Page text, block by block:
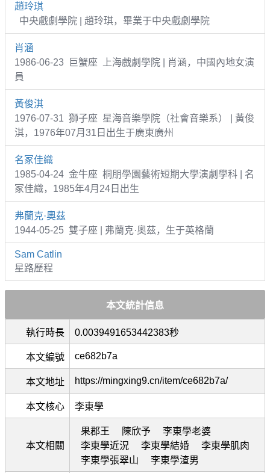
趙玲琪
中央戲劇學院 | 趙玲琪，畢業于中央戲劇學院
肖涵
1986-06-23 巨蟹座 上海戲劇學院 | 肖涵，中國內地女演
員
黃俊淇
1976-07-31 獅子座 星海音樂學院（社會音樂系） | 黃俊
淇，1976年07月31日出生于廣東廣州
名冢佳織
1985-04-24 金牛座 桐朋學園藝術短期大學演劇學科 | 名
冢佳織，1985年4月24日出生
弗蘭克·奧茲
1944-05-25 雙子座 | 弗蘭克·奧茲，生于英格蘭
Sam Catlin
星路歷程
本文統計信息
執行時長 0.0039491653442383秒
本文編號 ce682b7a
本文地址 https://mingxing9.cn/item/ce682b7a/
本文核心 李東學
本文相關
果郡王 陳欣予
李東學老婆
李東學近況
李東學結婚
李東學肌肉
李東學張翠山
李東學渣男